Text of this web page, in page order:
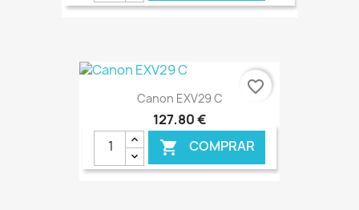
€ ONLINE
Canon EXV29 C
127,80 €
 COMPRAR
favorite_border